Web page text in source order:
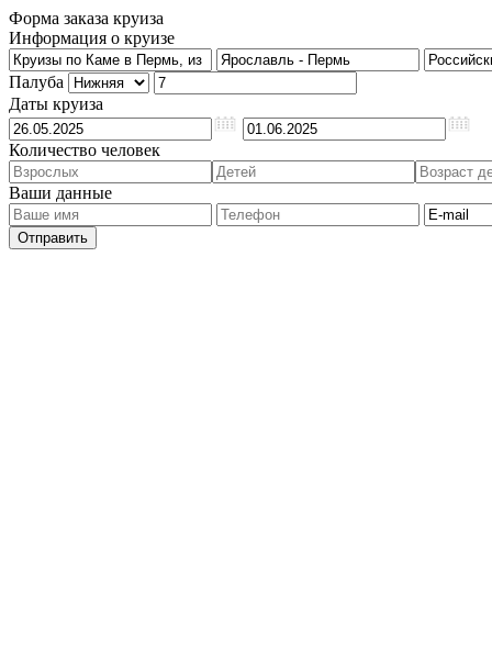
Форма заказа круиза
Информация о круизе
Палуба
Даты круиза
Количество человек
Ваши данные
Отправить